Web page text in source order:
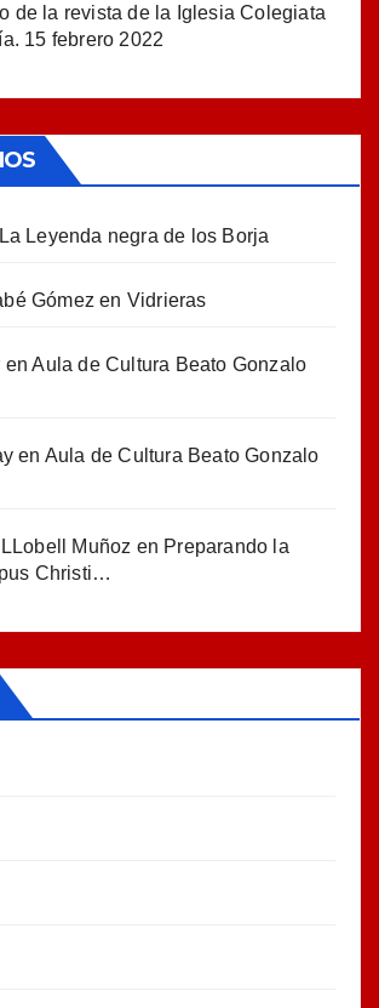
de la revista de la Iglesia Colegiata
15 febrero 2022
La Leyenda negra de los Borja
Gómez en Vidrieras
enAula de Cultura Beato Gonzalo
en Aula de Cultura Beato Gonzalo
Muñoz en Preparando la
Christi…